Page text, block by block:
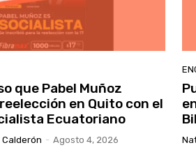
que Pabel Muñoz
en Quito con el
Ecuatoriano
Calderón - Agosto 4, 2026